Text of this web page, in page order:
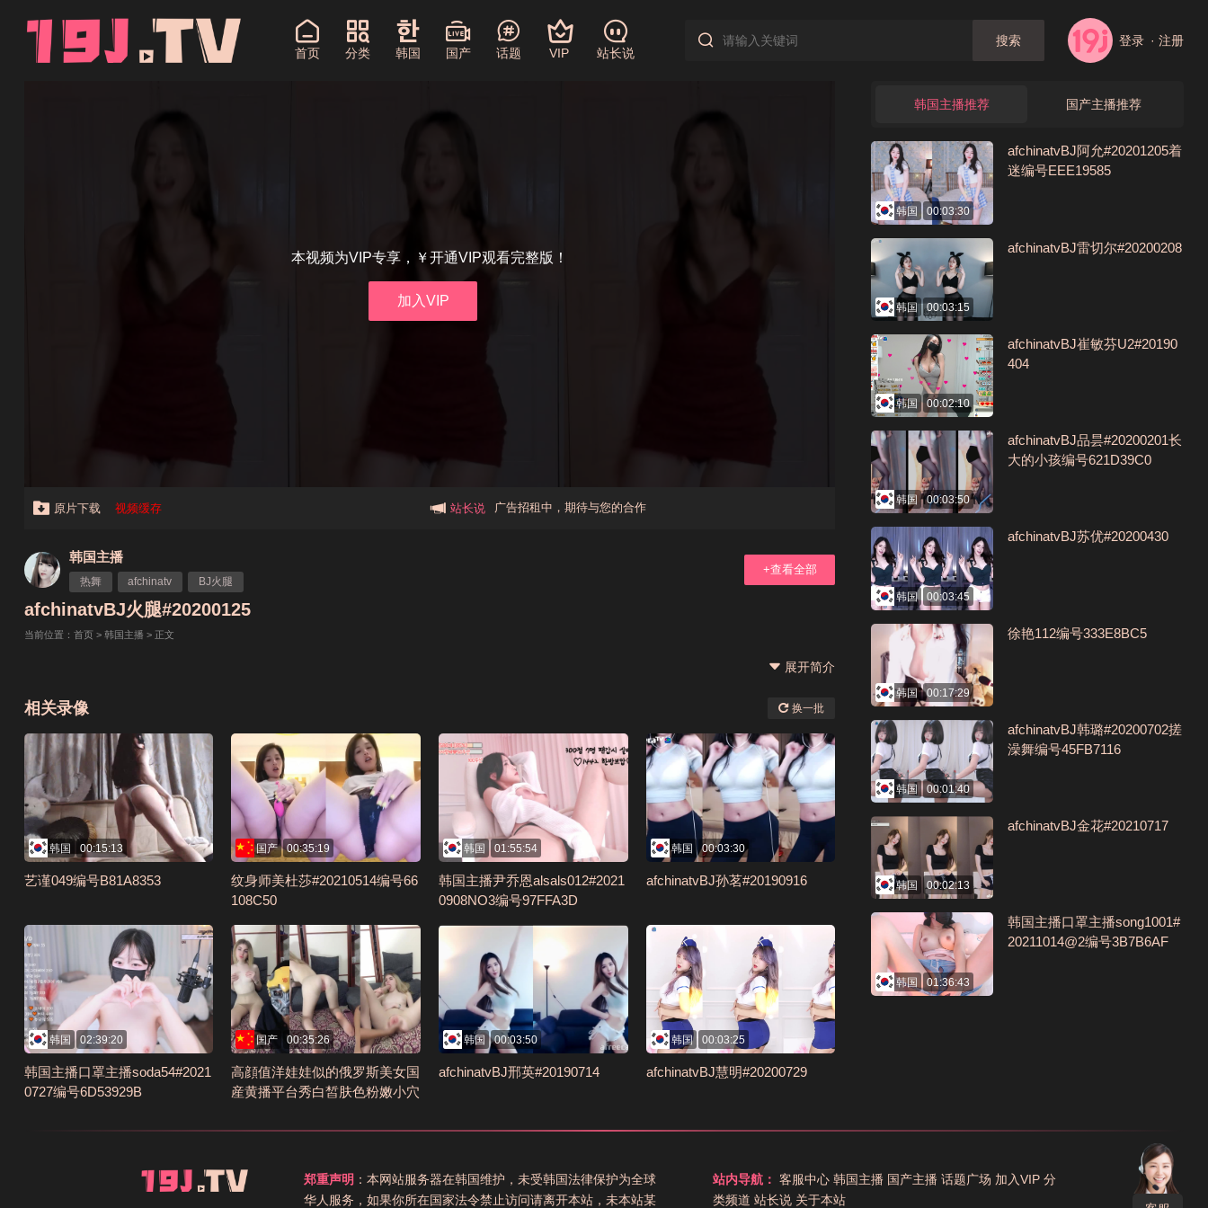
首页 分类 韩国 国产 话题 VIP 站长说
搜索 登录 · 注册
本视频为VIP专享，￥开通VIP观看完整版！
加入VIP
原片下载 视频缓存 站长说 广告招租中，期待与您的合作
韩国主播
热舞 afchinatv BJ火腿
+查看全部
afchinatvBJ火腿#20200125
当前位置： 首页 > 韩国主播 > 正文
展开简介
相关录像 换一批
韩国 00:15:13
艺谨049编号B81A8353
国产 00:35:19
纹身师美杜莎#20210514编号66
108C50
韩国 01:55:54
韩国主播尹乔恩alsals012#2021
0908NO3编号97FFA3D
韩国 00:03:30
afchinatvBJ孙茗#20190916
韩国 02:39:20
韩国主播口罩主播soda54#2021
0727编号6D53929B
国产 00:35:26
高顔值洋娃娃似的俄罗斯美女国
産黄播平台秀白皙肤色粉嫩小穴
75E
韩国 00:03:50
afchinatvBJ邢英#20190714
韩国 00:03:25
afchinatvBJ慧明#20200729
韩国主播推荐 国产主播推荐
韩国 00:03:30
afchinatvBJ阿允#20201205着
迷编号EEE19585
韩国 00:03:15
afchinatvBJ雷切尔#20200208
韩国 00:02:10
afchinatvBJ崔敏芬U2#20190
404
韩国 00:03:50
afchinatvBJ品昙#20200201长
大的小孩编号621D39C0
韩国 00:03:45
afchinatvBJ苏优#20200430
韩国 00:17:29
徐艳112编号333E8BC5
韩国 00:01:40
afchinatvBJ韩璐#20200702搓
澡舞编号45FB7116
韩国 00:02:13
afchinatvBJ金花#20210717
韩国 01:36:43
韩国主播口罩主播song1001#
20211014@2编号3B7B6AF
郑重声明 ：本网站服务器在韩国维护，未受韩国法律保护为全球
华人服务，如果你所在国家法令禁止访问请离开本站，未本站某
站内导航： 客服中心 韩国主播 国产主播 话题广场 加入VIP 分
类频道 站长说 关于本站